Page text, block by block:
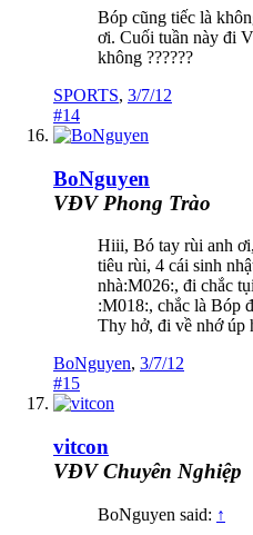
Bóp cũng tiếc là
ơi. Cuối tuần này đi
không ??????
SPORTS, 3/7/12
#14
BoNguyen
VĐV Phong Trào
Hiii, Bó tay rùi anh
tiêu rùi, 4 cái sinh
nhà:M026:, đi chắc
:M018:, chắc là Bóp
Thy hở, đi về nhớ úp
BoNguyen, 3/7/12
#15
vitcon
VĐV Chuyên Nghiệp
BoNguyen said: ↑